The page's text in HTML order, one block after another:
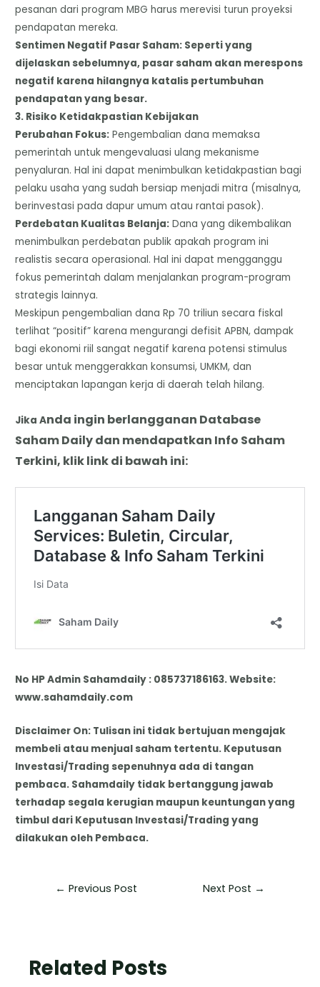
pesanan dari program MBG harus merevisi turun proyeksi
pendapatan mereka.
​Sentimen Negatif Pasar Saham: Seperti yang
dijelaskan sebelumnya, pasar saham akan merespons
negatif karena hilangnya katalis pertumbuhan
pendapatan yang besar.
​3. Risiko Ketidakpastian Kebijakan
​Perubahan Fokus: Pengembalian dana memaksa
pemerintah untuk mengevaluasi ulang mekanisme
penyaluran. Hal ini dapat menimbulkan ketidakpastian bagi
pelaku usaha yang sudah bersiap menjadi mitra (misalnya,
berinvestasi pada dapur umum atau rantai pasok).
​Perdebatan Kualitas Belanja: Dana yang dikembalikan
menimbulkan perdebatan publik apakah program ini
realistis secara operasional. Hal ini dapat mengganggu
fokus pemerintah dalam menjalankan program-program
strategis lainnya.
Meskipun pengembalian dana Rp 70 triliun secara fiskal
terlihat “positif” karena mengurangi defisit APBN, dampak
bagi ekonomi riil sangat negatif karena potensi stimulus
besar untuk menggerakkan konsumsi, UMKM, dan
menciptakan lapangan kerja di daerah telah hilang.
Jika Anda ingin berlangganan Database
Saham Daily dan mendapatkan Info Saham
Terkini, klik link di bawah ini:
No HP Admin Sahamdaily : 085737186163. Website:
www.sahamdaily.com
Disclaimer On: Tulisan ini tidak bertujuan mengajak
membeli atau menjual saham tertentu. Keputusan
Investasi/Trading sepenuhnya ada di tangan
pembaca. Sahamdaily tidak bertanggung jawab
terhadap segala kerugian maupun keuntungan yang
timbul dari Keputusan Investasi/Trading yang
dilakukan oleh Pembaca.
← Previous Post Next Post →
Related Posts